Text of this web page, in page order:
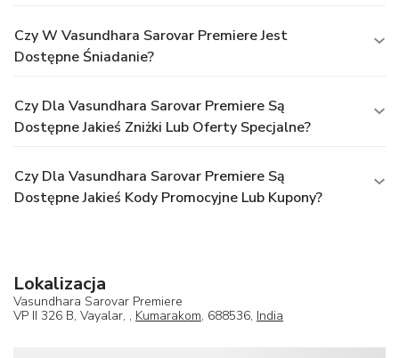
Czy W Vasundhara Sarovar Premiere Jest
Dostępne Śniadanie?
Czy Dla Vasundhara Sarovar Premiere Są
Dostępne Jakieś Zniżki Lub Oferty Specjalne?
Czy Dla Vasundhara Sarovar Premiere Są
Dostępne Jakieś Kody Promocyjne Lub Kupony?
Lokalizacja
Vasundhara Sarovar Premiere
VP II 326 B, Vayalar, , Kumarakom, 688536, India